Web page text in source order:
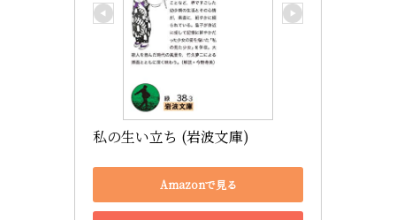
私の生い立ち (岩波文庫)
Amazonで見る